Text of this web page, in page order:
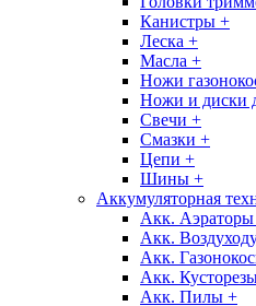
Канистры +
Леска +
Масла +
Ножи
Ножи и диски
Свечи +
Смазки +
Цепи +
Шины +
Аккумуляторная
Акк.
Акк.
Акк.
Акк.
Акк. Пилы +